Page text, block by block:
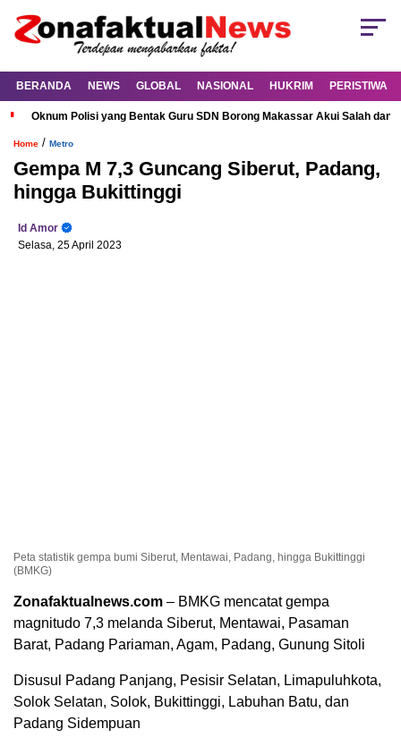
BERANDA NEWS GLOBAL NASIONAL HUKRIM PERISTIWA
Oknum Polisi yang Bentak Guru SDN Borong Makassar Akui Salah dan
Home / Metro
Gempa M 7,3 Guncang Siberut, Padang,
hingga Bukittinggi
Id Amor
Selasa, 25 April 2023
Peta statistik gempa bumi Siberut, Mentawai, Padang, hingga Bukittinggi
(BMKG)
Zonafaktualnews.com – BMKG mencatat gempa
magnitudo 7,3 melanda Siberut, Mentawai, Pasaman
Barat, Padang Pariaman, Agam, Padang, Gunung Sitoli
Disusul Padang Panjang, Pesisir Selatan, Limapuluhkota,
Solok Selatan, Solok, Bukittinggi, Labuhan Batu, dan
Padang Sidempuan